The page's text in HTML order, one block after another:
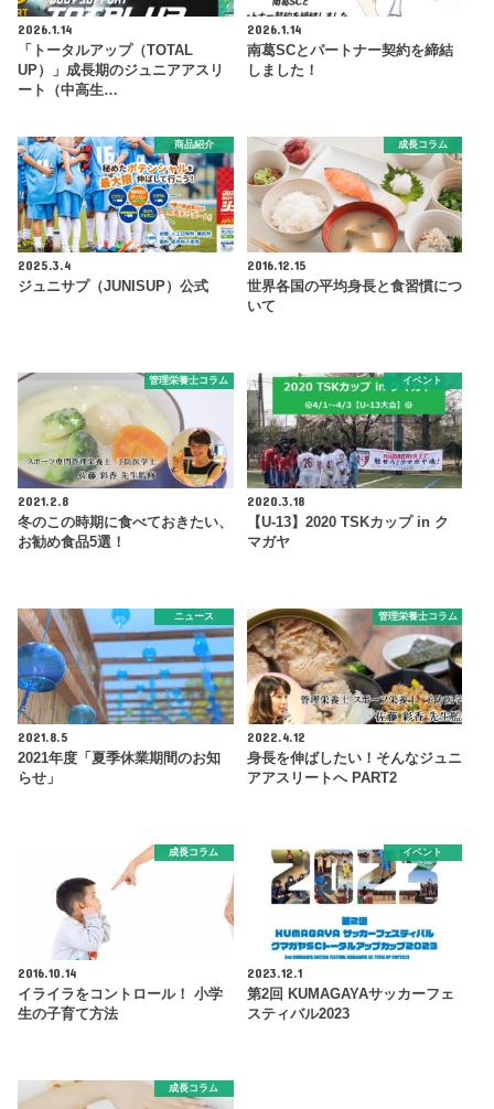
2026.1.14
「トータルアップ（TOTAL
UP）」成長期のジュニアアスリ
ート（中高生…
2026.1.14
南葛SCとパートナー契約を締結
しました！
商品紹介
2025.3.4
ジュニサプ（JUNISUP）公式
成長コラム
2016.12.15
世界各国の平均身長と食習慣につ
いて
管理栄養士コラム
2021.2.8
冬のこの時期に食べておきたい、
お勧め食品5選！
イベント
2020.3.18
【U-13】2020 TSKカップ in ク
マガヤ
ニュース
2021.8.5
2021年度「夏季休業期間のお知
らせ」
管理栄養士コラム
2022.4.12
身長を伸ばしたい！そんなジュニ
アアスリートへ PART2
成長コラム
2016.10.14
イライラをコントロール！ 小学
生の子育て方法
イベント
2023.12.1
第2回 KUMAGAYAサッカーフェ
スティバル2023
成長コラム